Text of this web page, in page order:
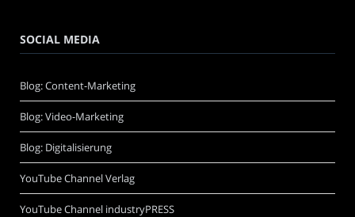
SOCIAL MEDIA
Blog: Content-Marketing
Blog: Video-Marketing
Blog: Digitalisierung
YouTube Channel Verlag
YouTube Channel industryPRESS